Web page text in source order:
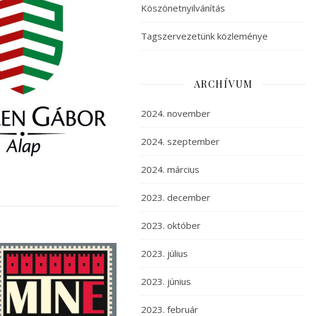
Köszönetnyilvánítás
Tagszervezetünk közleménye
ARCHÍVUM
2024. november
2024. szeptember
2024. március
2023. december
2023. október
2023. július
2023. június
2023. február